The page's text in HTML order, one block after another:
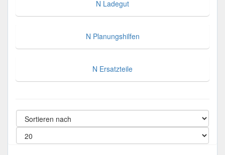
N Ladegut
N Planungshilfen
N Ersatzteile